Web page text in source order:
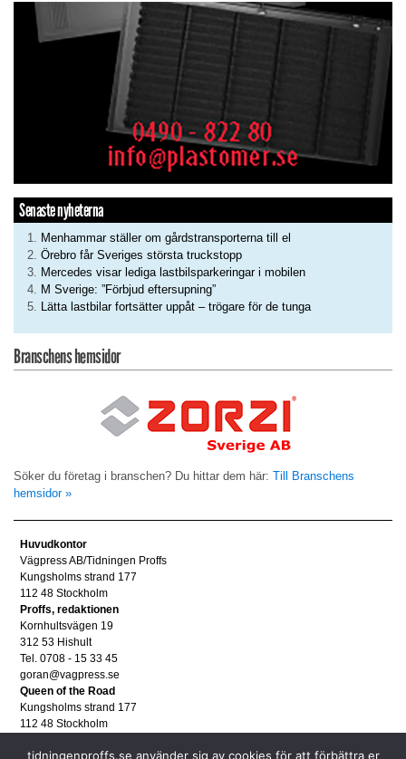
Senaste nyheterna
Menhammar ställer om gårdstransporterna till el
Örebro får Sveriges största truckstopp
Mercedes visar lediga lastbilsparkeringar i mobilen
M Sverige: ”Förbjud eftersupning”
Lätta lastbilar fortsätter uppåt – trögare för de tunga
Branschens hemsidor
Söker du företag i branschen? Du hittar dem här: Till Branschens
hemsidor »
Huvudkontor
Vägpress AB/Tidningen Proffs
Kungsholms strand 177
112 48 Stockholm
Proffs, redaktionen
Kornhultsvägen 19
312 53 Hishult
Tel. 0708 - 15 33 45
goran@vagpress.se
Queen of the Road
Kungsholms strand 177
112 48 Stockholm
Tel. 08 - 653 83 80
tidningenproffs.se använder sig av cookies för att förbättra er